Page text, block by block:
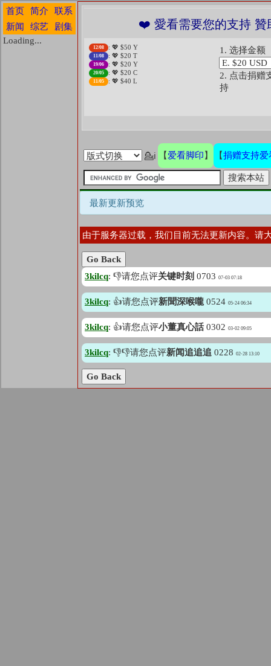
首页 简介
联系
新闻
综艺
剧集
Loading...
❤️ 愛看需要您的支持 贊
12/08 : 💖 $50 Y
11/08 : 💖 $20 T
19/06 : 💖 $20 Y
20/05 : 💖 $20 C
11/05 : 💖 $40 L
1. 选择金额
2. 点击捐赠
持
💁ℹ 【爱看脚印 】 【捐赠支持爱
最新更新预览
由于服务器过载，我们目前无法更新内容。请
Go Back
3kilcq: 👎请您点评关键时刻 0703 07-03 07:18
3kilcq: 👍请您点评新聞深喉嚨 0524 05-24 06:34
3kilcq: 👍请您点评小董真心話 0302 03-02 09:05
3kilcq: 👎👎请您点评新闻追追追 0228 02-28 13:10
Go Back